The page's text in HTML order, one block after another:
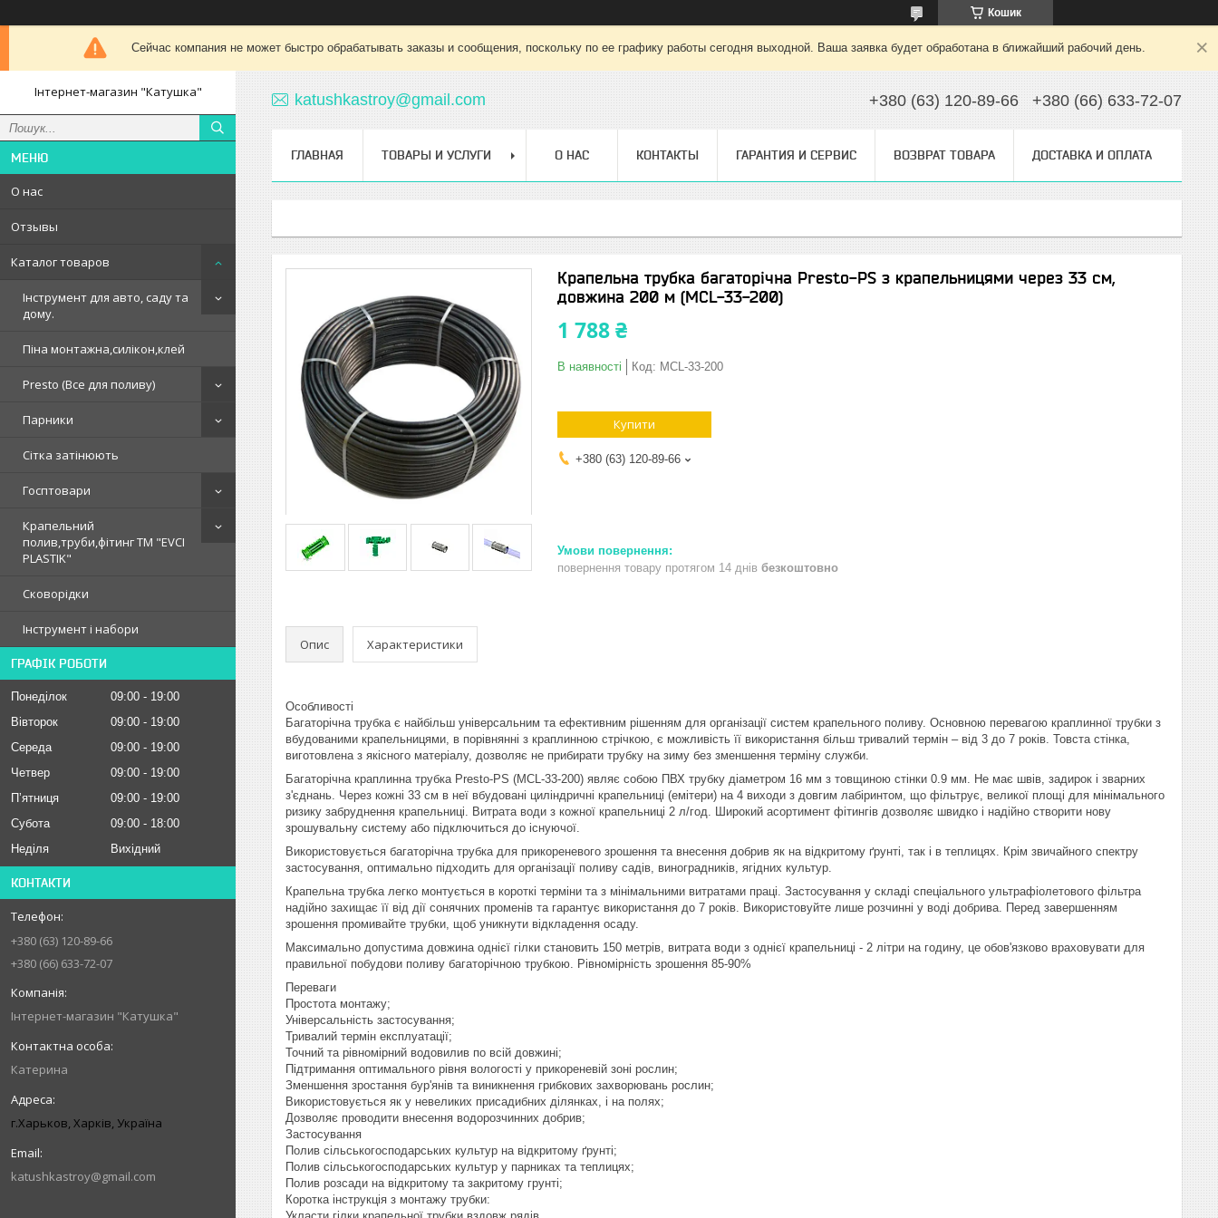
Кошик
Сейчас компания не может быстро обрабатывать заказы и сообщения, поскольку по ее графику работы сегодня выходной. Ваша заявка будет обработана в ближайший рабочий день.
Інтернет-магазин "Катушка"
О нас
Отзывы
Каталог товаров
Інструмент для авто, саду та
дому.
Піна монтажна,силікон,клей
Presto (Все для поливу)
Парники
Сітка затінюють
Госптовари
Крапельний
полив,труби,фітинг ТМ "EVCI
PLASTIK"
Сковорідки
Інструмент і набори
ГРАФІК РОБОТИ
Понеділок 09:00
19:00
Вівторок
09:00
19:00
Середа
09:00
19:00
Четвер
09:00
19:00
Пʼятниця
09:00
19:00
Субота
09:00
18:00
Неділя
Вихідний
КОНТАКТИ
+380 (63) 120-89-66
+380 (66) 633-72-07
Інтернет-магазин "Катушка"
Катерина
г.Харьков, Харків, Україна
katushkastroy@gmail.com
katushkastroy@gmail.com +380 (63) 120-89-66 +380 (66) 633-72-07
ГЛАВНАЯ ТОВАРЫ И УСЛУГИ О НАС КОНТАКТЫ ГАРАНТИЯ И СЕРВИС ВОЗВРАТ ТОВАРА ДОСТАВКА И ОПЛАТА
Крапельна трубка багаторічна Presto-PS з крапельницями через 33 см,
довжина 200 м (MCL-33-200)
1 788 ₴
В наявності Код: MCL-33-200
Купити
+380 (63) 120-89-66
повернення товару протягом 14 днів безкоштовно
Опис Характеристики
Особливості
Багаторічна трубка є найбільш універсальним та ефективним рішенням для організації систем крапельного поливу. Основною перевагою краплинної трубки з
вбудованими крапельницями, в порівнянні з краплинною стрічкою, є можливість її використання більш тривалий термін – від 3 до 7 років. Товста стінка,
виготовлена ​​з якісного матеріалу, дозволяє не прибирати трубку на зиму без зменшення терміну служби.
Багаторічна краплинна трубка Presto-PS (MCL-33-200) являє собою ПВХ трубку діаметром 16 мм з товщиною стінки 0.9 мм. Не має швів, задирок і зварних
з'єднань. Через кожні 33 см в неї вбудовані циліндричні крапельниці (емітери) на 4 виходи з довгим лабіринтом, що фільтрує, великої площі для мінімального
ризику забруднення крапельниці. Витрата води з кожної крапельниці 2 л/год. Широкий асортимент фітингів дозволяє швидко і надійно створити нову
зрошувальну систему або підключиться до існуючої.
Використовується багаторічна трубка для прикореневого зрошення та внесення добрив як на відкритому ґрунті, так і в теплицях. Крім звичайного спектру
застосування, оптимально підходить для організації поливу садів, виноградників, ягідних культур.
Крапельна трубка легко монтується в короткі терміни та з мінімальними витратами праці. Застосування у складі спеціального ультрафіолетового фільтра
надійно захищає її від дії сонячних променів та гарантує використання до 7 років. Використовуйте лише розчинні у воді добрива. Перед завершенням
зрошення промивайте трубки, щоб уникнути відкладення осаду.
Максимально допустима довжина однієї гілки становить 150 метрів, витрата води з однієї крапельниці - 2 літри на годину, це обов'язково враховувати для
правильної побудови поливу багаторічною трубкою. Рівномірність зрошення 85-90%
Переваги
Простота монтажу;
Універсальність застосування;
Тривалий термін експлуатації;
Точний та рівномірний водовилив по всій довжині;
Підтримання оптимального рівня вологості у прикореневій зоні рослин;
Зменшення зростання бур'янів та виникнення грибкових захворювань рослин;
Використовується як у невеликих присадибних ділянках, і на полях;
Дозволяє проводити внесення водорозчинних добрив;
Застосування
Полив сільськогосподарських культур на відкритому ґрунті;
Полив сільськогосподарських культур у парниках та теплицях;
Полив розсади на відкритому та закритому грунті;
Коротка інструкція з монтажу трубки: